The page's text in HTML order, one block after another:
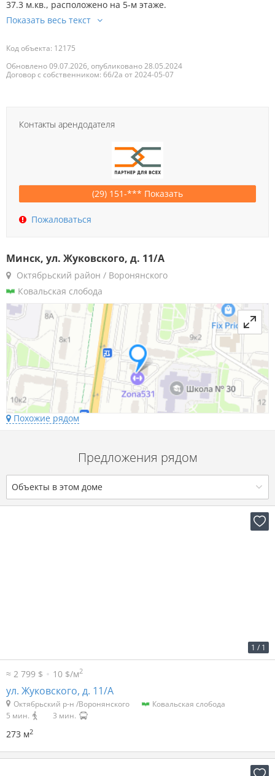
37.3 м.кв., расположено на 5-м этаже.
Код объекта: 12175
Обновлено 09.07.2026, опубликовано 28.05.2024
Договор с собственником: 66/2а от 2024-05-07
Контакты арендодателя
(29) 151-*** Показать
Пожаловаться
Минск, ул. Жуковского, д. 11/А
Октябрьский район / Воронянского
Ковальская слобода
Похожие рядом
Предложения рядом
Объекты в этом доме
1 / 1
≈ 2 799 $ 10 $/м2
ул. Жуковского, д. 11/А
Октябрьский р-н /Воронянского
Ковальская слобода
5 мин.
3 мин.
273 м2